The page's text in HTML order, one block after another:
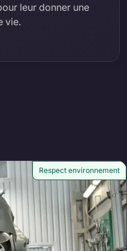
leur donner une
vie.
Respect environnement